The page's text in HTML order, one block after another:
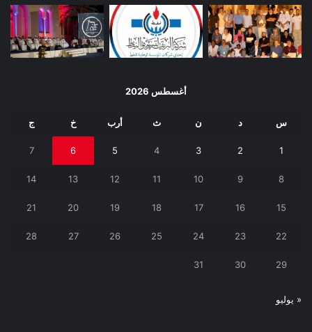
أغسطس 2026
س د ن ث أرب خ ج
1
2
3
4
5
6
7
8
9
10
11
12
13
14
15
16
17
18
19
20
21
22
23
24
25
26
27
28
29
30
31
« يوليو